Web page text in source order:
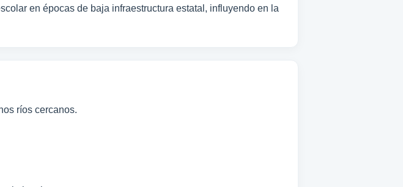
en épocas de baja infraestructura estatal, influyendo en la
ríos cercanos.